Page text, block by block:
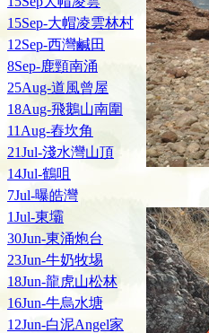
15Sep-大帽凌雲林村
12Sep-西灣鹹田
8Sep-鹿頸南涌
25Aug-道風曾屋
18Aug-飛鵝山南圍
11Aug-舂坎角
21Jul-淺水灣山頂
14Jul-鶴咀
7Jul-曝皓灣
1Jul-東壩
30Jun-東涌炮台
23Jun-牛奶牧埸
18Jun-龍虎山松林
16Jun-牛烏水塘
12Jun-白泥Angel家